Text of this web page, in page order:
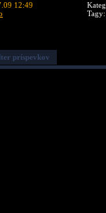
12:49
Tagy:
príspevkov